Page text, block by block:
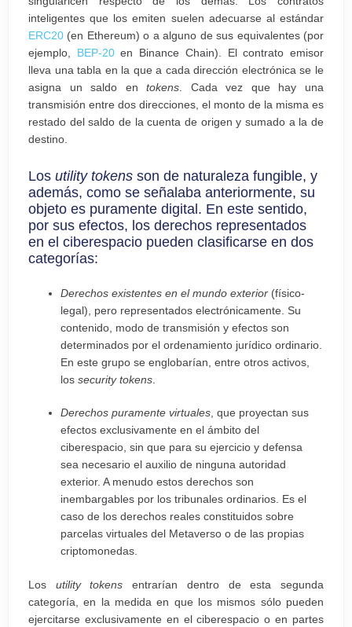
inteligentes que los emiten suelen adecuarse al estándar
ERC20 (en Ethereum) o a alguno de sus equivalentes (por
ejemplo, BEP-20en Binance Chain). El contrato emisor
lleva una tabla en la que a cada dirección electrónica se le
asigna un saldo entokens . Cada vez que hay una
transmisión entre dos direcciones, el monto de la misma es
restado del saldo de la cuenta de origen y sumado a la de
destino.
Los utility tokens son de naturaleza fungible, y
además, como se señalaba anteriormente, su
objeto es puramente digital. En este sentido,
por sus efectos, los derechos representados
en el ciberespacio pueden clasificarse en dos
categorías:
Derechos existentes en el mundo exterior (físico-
legal), pero representados electrónicamente. Su
contenido, modo de transmisión y efectos son
determinados por el ordenamiento jurídico ordinario.
En este grupo se englobarían, entre otros activos,
lossecurity tokens
Derechos puramente virtuales, que proyectan sus
efectos exclusivamente en el ámbito del
ciberespacio, sin que para su ejercicio y defensa
sea necesario el auxilio de ninguna autoridad
exterior. A menudo estos derechos son
inembargables por los tribunales ordinarios. Es el
caso de los derechos reales constituidos sobre
parcelas virtuales del Metaverso o de las propias
criptomonedas.
Los utility tokens entrarían dentro de esta segunda
categoría, en la medida en que los mismos sólo pueden
ejercitarse exclusivamente en el ciberespacio o en partes